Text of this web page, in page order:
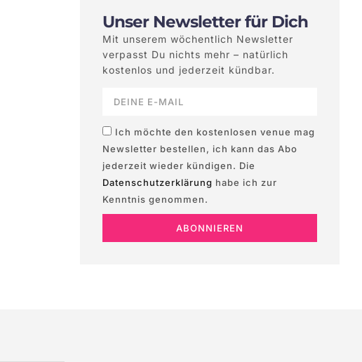
Unser Newsletter für Dich
Mit unserem wöchentlich Newsletter
verpasst Du nichts mehr – natürlich
kostenlos und jederzeit kündbar.
Ich möchte den kostenlosen venue mag
Newsletter bestellen, ich kann das Abo
jederzeit wieder kündigen. Die
Datenschutzerklärung habe ich zur
Kenntnis genommen.
ABONNIEREN